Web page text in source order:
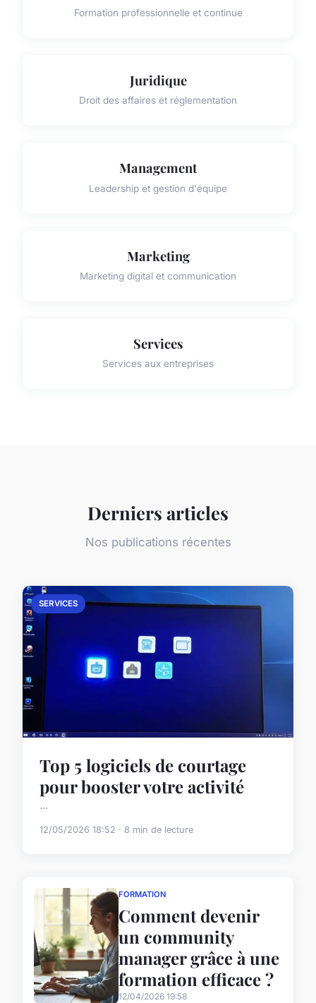
Formation professionnelle et continue
Juridique
Droit des affaires et réglementation
Management
Leadership et gestion d'équipe
Marketing
Marketing digital et communication
Services
Services aux entreprises
Derniers articles
Nos publications récentes
SERVICES
Top 5 logiciels de courtage
pour booster votre activité
...
12/05/2026 18:52 · 8 min de lecture
FORMATION
Comment devenir
un community
manager grâce à une
formation efficace ?
12/04/2026 19:58